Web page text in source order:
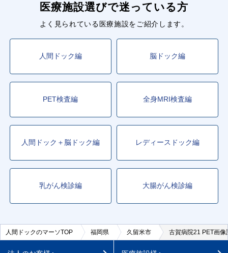
医療施設選びで迷っている方
よく見られている医療施設をご紹介します。
人間ドック編 脳ドック編
PET検査編 全身MRI検査編
人間ドック＋脳ドック編 レディースドック編
乳がん検診編 大腸がん検診編
人間ドックのマーソTOP 福岡県 久留米市 古賀病院21 PET画